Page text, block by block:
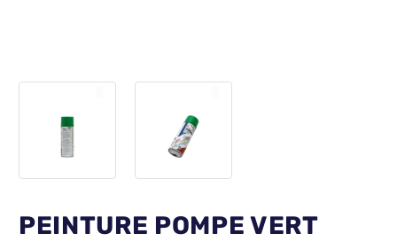
PEINTURE POMPE VERT